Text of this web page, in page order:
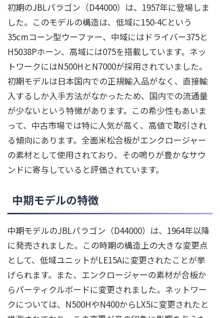
初期のJBLパラゴン（D44000）は、1957年に登場しま
した。このモデルの構造は、低域に150-4Cという
35cmコーン型ウーファー、中域にはドライバー375と
H5038Pホーン、高域には075を搭載しています。ネッ
トワークにはN500HとN7000が採用されていました。
初期モデルは日本国内での正規輸入品がなく、直接輸
入するしか入手方法がなかったため、国内での流通量
が少ないという特徴があります。この希少性もあいま
って、中古市場では特に人気が高く、高値で取引され
る傾向にあります。全面米松合板がエンクロージャー
の素材として使用されており、その鳴りが豊かなサウ
ンドに寄与していると評価されています。
中期モデルの特徴
中期モデルのJBLパラゴン（D44000）は、1964年以降
に発売されました。この時期の構造上の大きな変更点
として、低域ユニットがLE15Aに変更されたことが挙
げられます。また、エンクロージャーの素材が合板か
らパーティクルボードに変更されました。ネットワー
クについては、N500HやN400からLX5に変更されたと